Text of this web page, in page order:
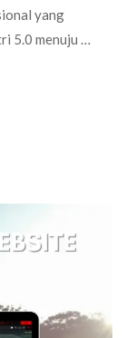
yang
5.0 menuju …